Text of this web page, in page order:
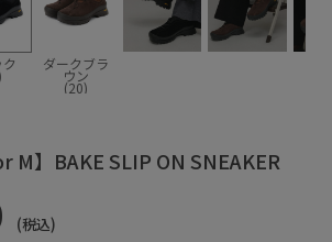
ダークブラ
ウン
(20)
M】BAKE SLIP ON SNEAKER
(税込)